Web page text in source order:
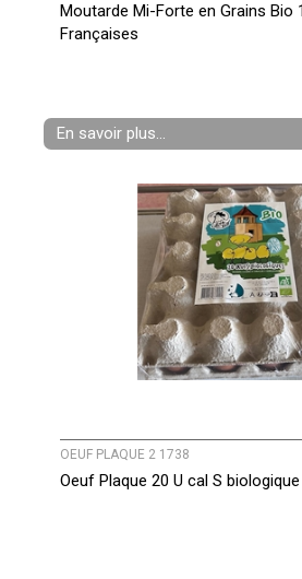
Moutarde Mi-Forte en Grains Bio
Françaises
En savoir plus...
OEUF PLAQUE 2 1738
Oeuf Plaque 20 U cal S biologique